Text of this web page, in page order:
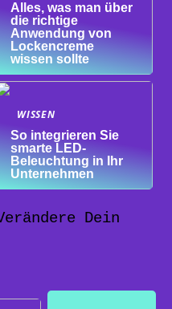
Alles, was man über
die richtige
Anwendung von
Lockencreme
wissen sollte
WISSEN
So integrieren Sie
smarte LED-
Beleuchtung in Ihr
Unternehmen
Dein